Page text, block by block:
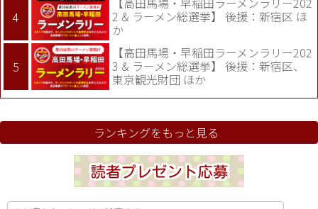
2 & ラーメン総選挙】 後援：新宿区 ほ
か
【高田馬場・早稲田ラーメンラリー202
3 & ラーメン総選挙】 後援：新宿区、
東京観光財団 ほか
ランキングをもっと見る